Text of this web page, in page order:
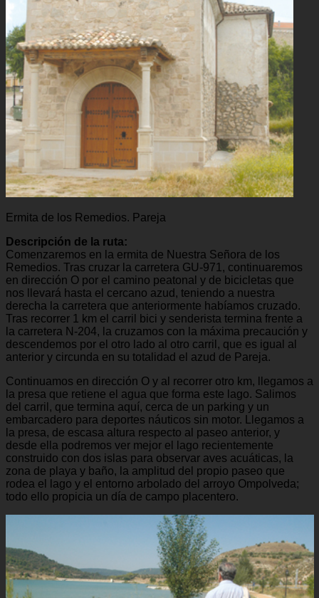
Ermita de los Remedios. Pareja
Descripción de la ruta:
Comenzaremos en la ermita de Nuestra Señora de los
Remedios. Tras cruzar la carretera GU-971, continuaremos
en dirección O por el camino peatonal y de bicicletas que
nos llevará hasta el cercano azud, teniendo a nuestra
derecha la carretera que anteriormente habíamos cruzado.
Tras recorrer 1 km el carril bici y senderista termina frente a
la carretera N-204, la cruzamos con la máxima precaución y
descendemos por el otro lado al otro carril, que es igual al
anterior y circunda en su totalidad el azud de Pareja.
Continuamos en dirección O y al recorrer otro km, llegamos a
la presa que retiene el agua que forma este lago. Salimos
del carril, que termina aquí, cerca de un parking y un
embarcadero para deportes náuticos sin motor. Llegamos a
la presa, de escasa altura respecto al paseo anterior, y
desde ella podremos ver mejor el lago recientemente
construido con dos islas para observar aves acuáticas, la
zona de playa y baño, la amplitud del propio paseo que
rodea el lago y el entorno arbolado del arroyo Ompolveda;
todo ello propicia un día de campo placentero.